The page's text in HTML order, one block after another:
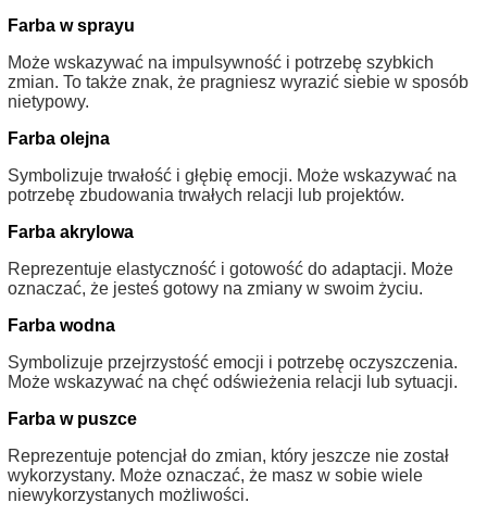
Farba w sprayu
Może wskazywać na impulsywność i potrzebę szybkich
zmian. To także znak, że pragniesz wyrazić siebie w sposób
nietypowy.
Farba olejna
Symbolizuje trwałość i głębię emocji. Może wskazywać na
potrzebę zbudowania trwałych relacji lub projektów.
Farba akrylowa
Reprezentuje elastyczność i gotowość do adaptacji. Może
oznaczać, że jesteś gotowy na zmiany w swoim życiu.
Farba wodna
Symbolizuje przejrzystość emocji i potrzebę oczyszczenia.
Może wskazywać na chęć odświeżenia relacji lub sytuacji.
Farba w puszce
Reprezentuje potencjał do zmian, który jeszcze nie został
wykorzystany. Może oznaczać, że masz w sobie wiele
niewykorzystanych możliwości.